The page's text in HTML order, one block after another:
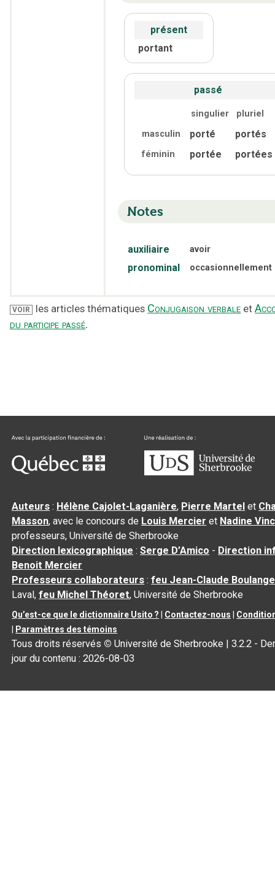
présent
portant
passé
singulier
pluriel
masculin
porté portés
féminin portée portées
Notes
auxiliaire avoir
pronominal occasionnellement
VOIR les articles thématiques Conjugaison verbale et
du participe passé.
Auteurs : Hélène Cajolet-Laganière, Pierre Martel et
Masson, avec le concours de Louis Mercier et Nadine
professeurs, Université de Sherbrooke
Direction lexicographique :Serge D’Amico - Direction
Benoit Mercier
Professeurs collaborateurs :feu Jean-Claude
Laval,feu Michel Théoret, Université de Sherbrooke
Qu’est-ce que le dictionnaire Usito ? Contactez-nous
Paramètres des témoins
Tous droits réservés © Université de Sherbrooke |3.2.2 -
jour du contenu :2026-08-03